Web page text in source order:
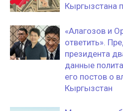
Кыргызстана
«Алагозов и
ответить».
президента
данные
его постов о
Кыргызстан